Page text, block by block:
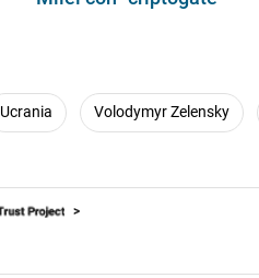
Ucrania Volodymyr Zelensky